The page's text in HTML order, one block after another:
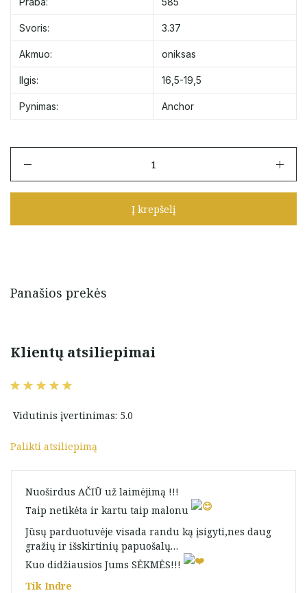
Svoris: 3.37
Akmuo: oniksas
Ilgis: 16,5-19,5
Pynimas: Anchor
Auksinė
dobilai
-
19,5
Į krepšelį
Panašios prekės
Klientų atsiliepimai
Vidutinis įvertinimas: 5.0
Palikti atsiliepimą
Nuoširdus AČIŪ už laimėjimą !!!
Taip netikėta ir kartu taip malonu
Jūsų parduotuvėje visada randu ką įsigyti,nes daug
gražių ir išskirtinių papuošalų…
Kuo didžiausios Jums SĖKMĖS!!!
Tik Indre